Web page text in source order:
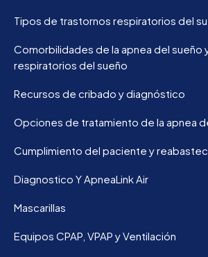
Tipos de trastornos respiratorios del
Comorbilidades de la apnea del sueño
respiratorios del sueño
Recursos de cribado y diagnóstico
Opciones de tratamiento de la apnea
Cumplimiento del paciente y
Diagnostico Y ApneaLink Air
Mascarillas
Equipos CPAP, VPAP y Ventilación